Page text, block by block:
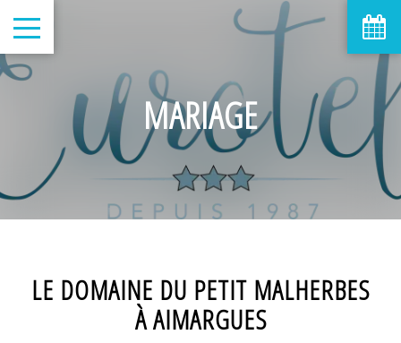
MARIAGE
LE DOMAINE DU PETIT MALHERBES
À AIMARGUES